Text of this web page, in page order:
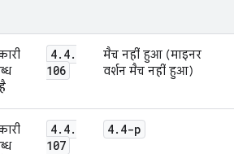
4. 4.
106
मैच नहीं हुआ (माइनर
वर्शन मैच नहीं हुआ)
4. 4.
107
4. 4-p